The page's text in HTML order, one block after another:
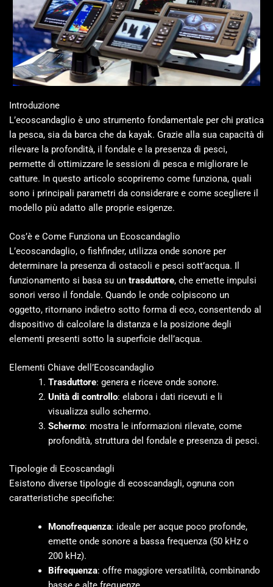
Introduzione
L’ecoscandaglio è uno strumento fondamentale per chi pratica
la pesca, sia da barca che da kayak. Grazie alla sua capacità di
rilevare la profondità, il fondale e la presenza di pesci,
permette di ottimizzare le sessioni di pesca e migliorare le
catture. In questo articolo scopriremo come funziona, quali
sono i principali parametri da considerare e come scegliere il
modello più adatto alle proprie esigenze.
Cos’è e Come Funziona un Ecoscandaglio
L’ecoscandaglio, o fishfinder, utilizza onde sonore per
determinare la presenza di ostacoli e pesci sott’acqua. Il
funzionamento si basa su un trasduttore, che emette impulsi
sonori verso il fondale. Quando le onde colpiscono un
oggetto, ritornano indietro sotto forma di eco, consentendo al
dispositivo di calcolare la distanza e la posizione degli
elementi presenti sotto la superficie dell’acqua.
Elementi Chiave dell’Ecoscandaglio
Trasduttore: genera e riceve onde sonore.
Unità di controllo: elabora i dati ricevuti e li
visualizza sullo schermo.
Schermo: mostra le informazioni rilevate, come
profondità, struttura del fondale e presenza di pesci.
Tipologie di Ecoscandagli
Esistono diverse tipologie di ecoscandagli, ognuna con
caratteristiche specifiche:
Monofrequenza: ideale per acque poco profonde,
emette onde sonore a bassa frequenza (50 kHz o
200 kHz).
Bifrequenza: offre maggiore versatilità, combinando